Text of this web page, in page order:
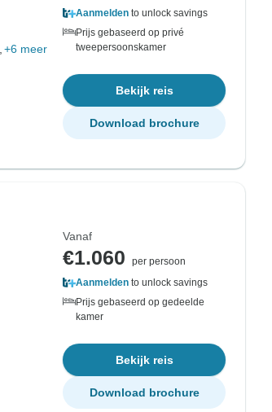
+6 meer
Aanmelden to unlock savings
Prijs gebaseerd op privé
tweepersoonskamer
Bekijk reis
Download brochure
Vanaf
€1.060
per persoon
Aanmelden to unlock savings
Prijs gebaseerd op gedeelde
kamer
Bekijk reis
Download brochure